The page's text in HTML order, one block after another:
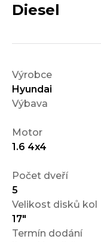
Diesel
Výrobce
Hyundai
Výbava
Motor
1.6 4x4
Počet dveří
5
Velikost disků kol
17"
Termín dodání